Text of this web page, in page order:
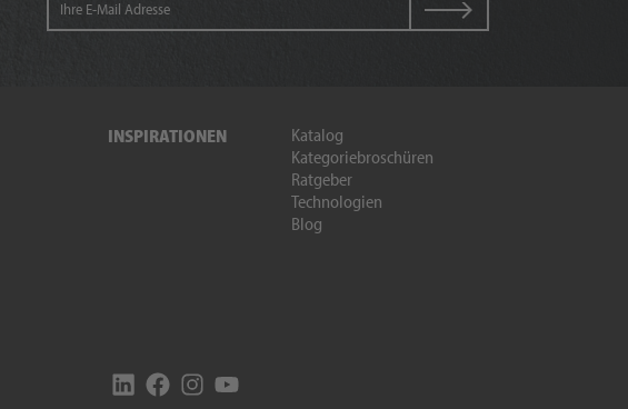
INSPIRATIONEN
Katalog
Kategoriebroschüren
Ratgeber
Technologien
Blog